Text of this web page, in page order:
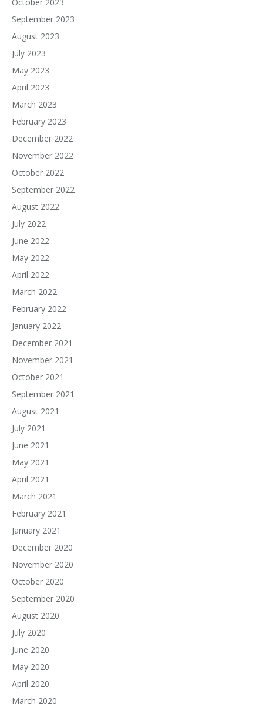
September 2023
August 2023
July 2023
May 2023
April 2023
March 2023
February 2023
December 2022
November 2022
October 2022
September 2022
August 2022
July 2022
June 2022
May 2022
April 2022
March 2022
February 2022
January 2022
December 2021
November 2021
October 2021
September 2021
August 2021
July 2021
June 2021
May 2021
April 2021
March 2021
February 2021
January 2021
December 2020
November 2020
October 2020
September 2020
August 2020
July 2020
June 2020
May 2020
April 2020
March 2020